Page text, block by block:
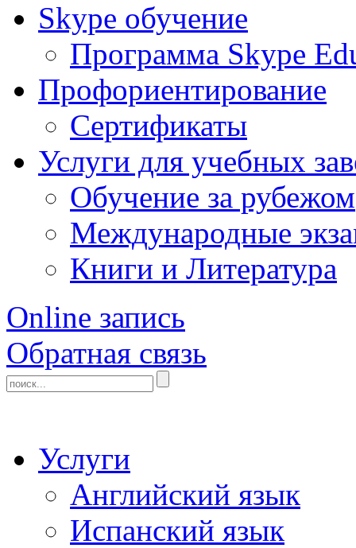
Skype обучение
Программа Skype
Профориентирование
Сертификаты
Услуги для учебных
Обучение за рубежом
Международные
Книги и Литература
Online запись
Обратная связь
Услуги
Английский язык
Испанский язык